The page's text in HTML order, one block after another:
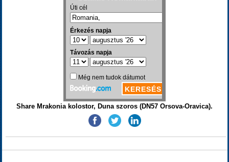
Share Mrakonia kolostor, Duna szoros (DN57 Orsova-Oravica).